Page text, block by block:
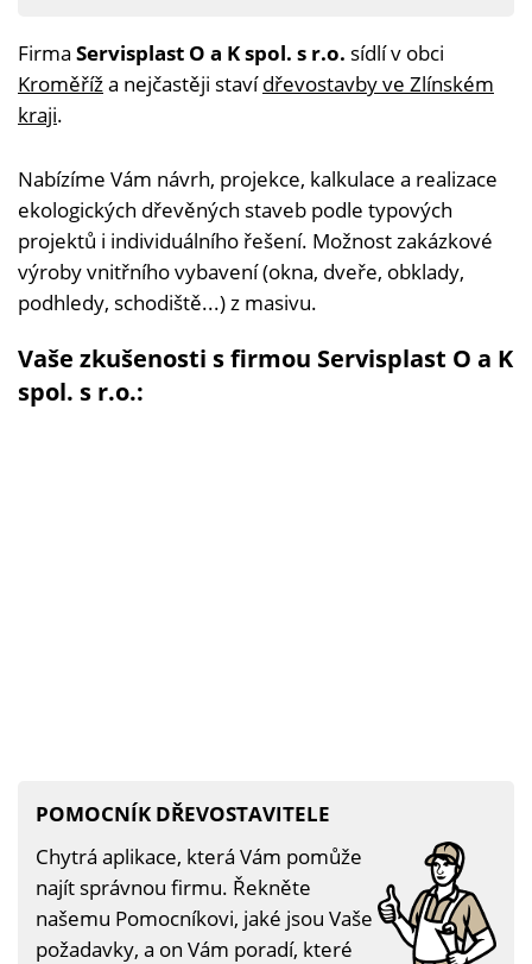
Firma Servisplast O a K spol. s r.o. sídlí v obci
Kroměříža nejčastěji stavídřevostavby ve Zlínském
kraji.
Nabízíme Vám návrh, projekce, kalkulace a realizace
ekologických dřevěných staveb podle typových
projektů i individuálního řešení. Možnost zakázkové
výroby vnitřního vybavení (okna, dveře, obklady,
podhledy, schodiště...) z masivu.
Vaše zkušenosti s firmou Servisplast O a K
spol. s r.o.:
POMOCNÍK DŘEVOSTAVITELE
Chytrá aplikace, která Vám pomůže
najít správnou firmu. Řekněte
našemu Pomocníkovi, jaké jsou Vaše
požadavky, a on Vám poradí, které